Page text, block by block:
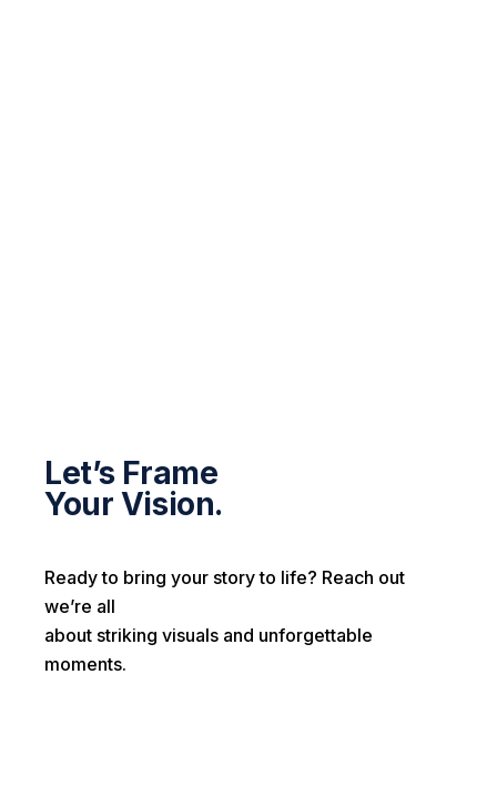
Let’s Frame
Your Vision.
Ready to bring your story to life? Reach out
we’re all
about striking visuals and unforgettable
moments.